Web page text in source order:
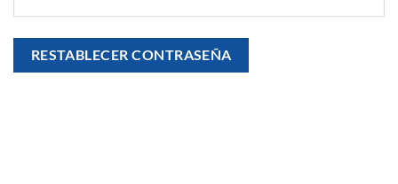
RESTABLECER CONTRASEÑA